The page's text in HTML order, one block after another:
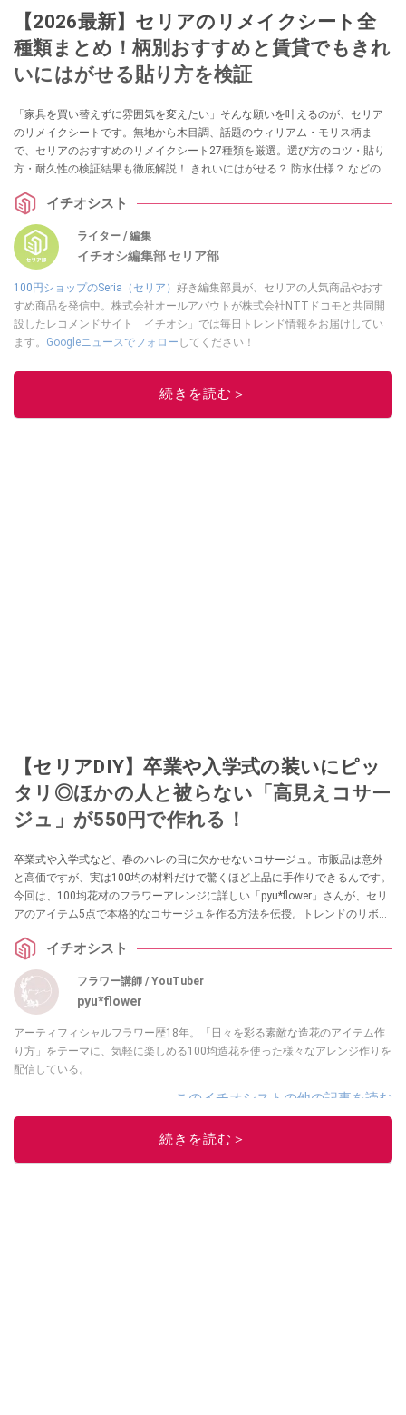
【2026最新】セリアのリメイクシート全
種類まとめ！柄別おすすめと賃貸でもきれ
いにはがせる貼り方を検証
「家具を買い替えずに雰囲気を変えたい」そんな願いを叶えるのが、セリア
のリメイクシートです。無地から木目調、話題のウィリアム・モリス柄ま
で、セリアのおすすめのリメイクシート27種類を厳選。選び方のコツ・貼り
方・耐久性の検証結果も徹底解説！ きれいにはがせる？ 防水仕様？ などの気
てくださいね。
イチオシスト
ライター / 編集
イチオシ編集部 セリア部
100円ショップのSeria（セリア） 好き編集部員が、セリアの人気商品やおす
すめ商品を発信中。株式会社オールアバウトが株式会社NTTドコモと共同開
設したレコメンドサイト「イチオシ」では毎日トレンド情報をお届けしてい
ます。 Googleニュースでフォロー してください！
このイチオシストの他の記事を読む
続きを読む＞
【セリアDIY】卒業や入学式の装いにピッ
タリ◎ほかの人と被らない「高見えコサー
ジュ」が550円で作れる！
卒業式や入学式など、春のハレの日に欠かせないコサージュ。市販品は意外
と高価ですが、実は100均の材料だけで驚くほど上品に手作りできるんです。
今回は、100均花材のフラワーアレンジに詳しい「pyu*flower」さんが、セリ
アのアイテム5点で本格的なコサージュを作る方法を伝授。トレンドのリボン
しくご紹介します。
イチオシスト
フラワー講師 / YouTuber
pyu*flower
アーティフィシャルフラワー歴18年。「日々を彩る素敵な造花のアイテム作
り方」をテーマに、気軽に楽しめる100均造花を使った様々なアレンジ作りを
配信している。
このイチオシストの他の記事を読む
続きを読む＞